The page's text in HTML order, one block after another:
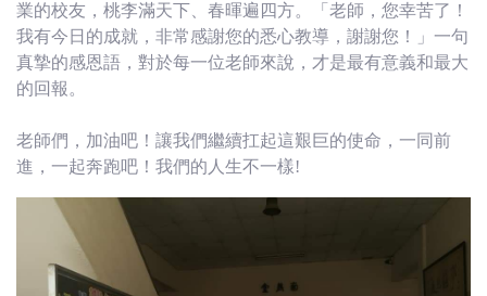
業的校友，桃李滿天下、春暉遍四方。「老師，您幸苦了！
我有今日的成就，非常感謝您的悉心教導，謝謝您！」一句
真摯的感恩語，對於每一位老師來說，才是最有意義和最大
的回報。
老師們，加油吧！讓我們繼續扛起這艱巨的使命，一同前
進，一起奔跑吧！我們的人生不一樣!